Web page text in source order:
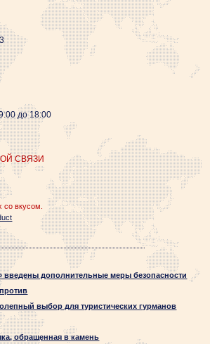
до 18:00
СВЯЗИ
вкусом.
введены дополнительные меры безопасности
выбор для туристических гурманов
обращенная в камень